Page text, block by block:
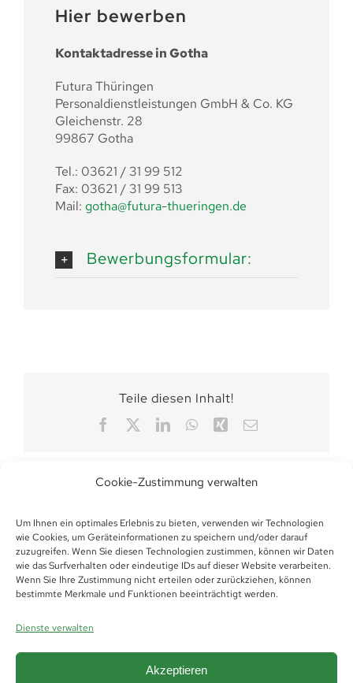
Cookie-Zustimmung verwalten
Um Ihnen ein optimales Erlebnis zu bieten, verwenden wir Technologien
wie Cookies, um Geräteinformationen zu speichern und/oder darauf
zuzugreifen. Wenn Sie diesen Technologien zustimmen, können wir Daten
wie das Surfverhalten oder eindeutige IDs auf dieser Website verarbeiten.
Wenn Sie Ihre Zustimmung nicht erteilen oder zurückziehen, können
bestimmte Merkmale und Funktionen beeinträchtigt werden.
Dienste verwalten
Akzeptieren
Hier bewerben
Kontaktadresse in Gotha
Futura Thüringen
Personaldienstleistungen GmbH & Co. KG
Gleichenstr. 28
99867 Gotha
Tel.: 03621 / 31 99 512
Fax: 03621 / 31 99 513
Mail: gotha@futura-thueringen.de
Bewerbungsformular:
Teile diesen Inhalt!
Facebook
X LinkedInWhatsApp
XingE-